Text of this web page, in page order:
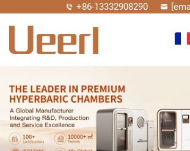
+86-13332908290